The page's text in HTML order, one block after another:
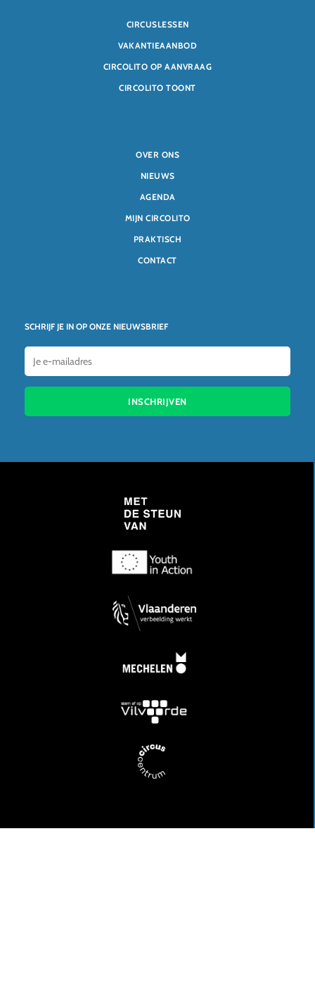
CIRCUSLESSEN
VAKANTIEAANBOD
CIRCOLITO OP AANVRAAG
CIRCOLITO TOONT
SCHRIJF JE IN OP ONZE NIEUWSBRIEF
INSCHRIJVEN
OVER ONS
NIEUWS
AGENDA
MIJN CIRCOLITO
PRAKTISCH
CONTACT